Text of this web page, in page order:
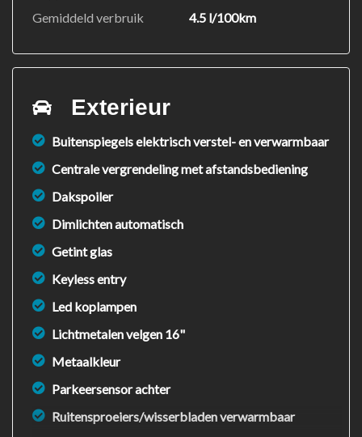
Gemiddeld verbruik
4.5 l/100km
Exterieur
Buitenspiegels elektrisch verstel- en verwarmbaar
Centrale vergrendeling met afstandsbediening
Dakspoiler
Dimlichten automatisch
Getint glas
Keyless entry
Led koplampen
Lichtmetalen velgen 16"
Metaalkleur
Parkeersensor achter
Ruitensproeiers/wisserbladen verwarmbaar